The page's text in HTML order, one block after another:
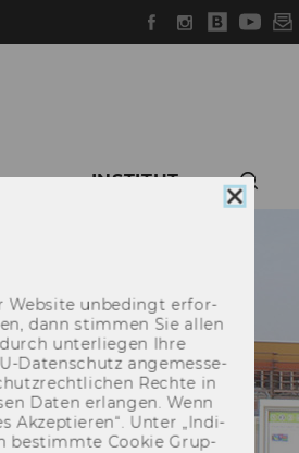
Facebook
Instagram
WU
Blog
INSTITUT
Cookie
Web­site un­be­dingt er­for­
dann stim­men Sie allen
un­ter­lie­gen Ihre
​Datenschutz an­ge­mes­se­
Rech­te in
Daten er­lan­gen. Wenn
Ak­zep­tie­ren“. Unter „In­di­
be­stimm­te Coo­kie Grup­